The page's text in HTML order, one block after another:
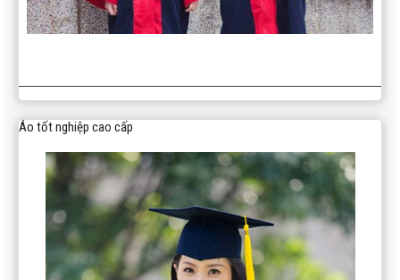
Áo tốt nghiệp cao cấp